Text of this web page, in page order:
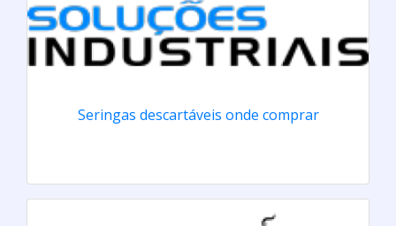
Seringas descartáveis onde comprar